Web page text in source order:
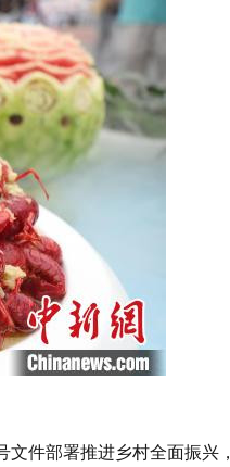
件部署推进乡村全面振兴